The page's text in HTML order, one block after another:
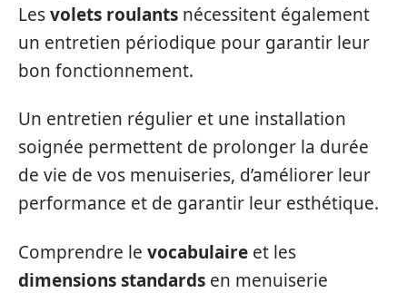
Lesvolets roulants nécessitent également
un entretien périodique pour garantir leur
bon fonctionnement.
Un entretien régulier et une installation
soignée permettent de prolonger la durée
de vie de vos menuiseries, d’améliorer leur
performance et de garantir leur esthétique.
Comprendre le vocabulaire et les
dimensions standards en menuiserie